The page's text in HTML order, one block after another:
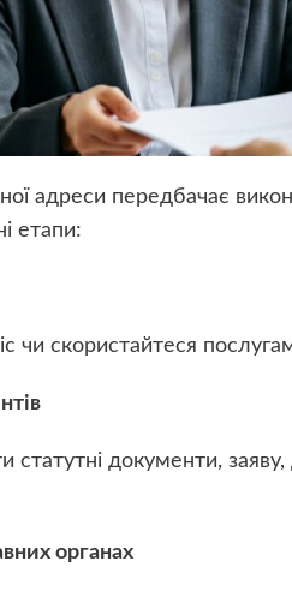
адреси передбачає
етапи:
чи скористайтеся
статутні документи,
органах